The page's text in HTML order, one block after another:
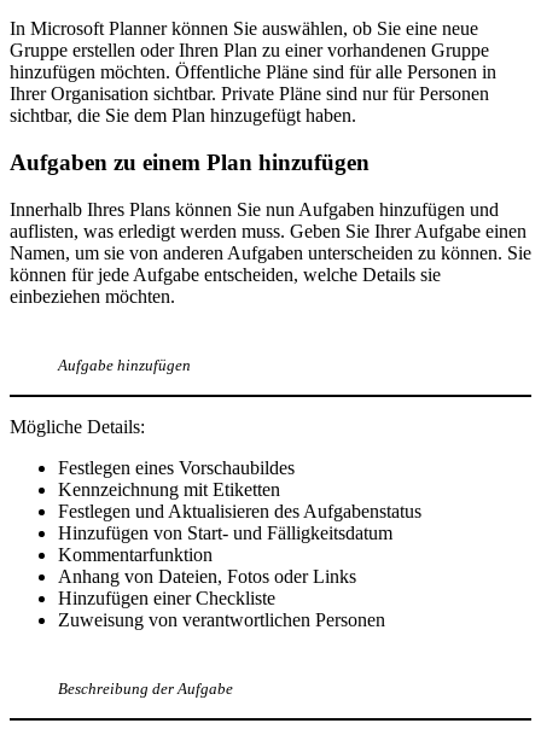
In Microsoft Planner können Sie auswählen, ob Sie eine neue
Gruppe erstellen oder Ihren Plan zu einer vorhandenen Gruppe
hinzufügen möchten. Öffentliche Pläne sind für alle Personen in
Ihrer Organisation sichtbar. Private Pläne sind nur für Personen
sichtbar, die Sie dem Plan hinzugefügt haben.
Aufgaben zu einem Plan hinzufügen
Innerhalb Ihres Plans können Sie nun Aufgaben hinzufügen und
auflisten, was erledigt werden muss. Geben Sie Ihrer Aufgabe einen
Namen, um sie von anderen Aufgaben unterscheiden zu können. Sie
können für jede Aufgabe entscheiden, welche Details sie
einbeziehen möchten.
Aufgabe hinzufügen
Mögliche Details:
Festlegen eines Vorschaubildes
Kennzeichnung mit Etiketten
Festlegen und Aktualisieren des Aufgabenstatus
Hinzufügen von Start- und Fälligkeitsdatum
Kommentarfunktion
Anhang von Dateien, Fotos oder Links
Hinzufügen einer Checkliste
Zuweisung von verantwortlichen Personen
Beschreibung der Aufgabe